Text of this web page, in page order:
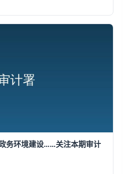
务环境建设……关注本期审计